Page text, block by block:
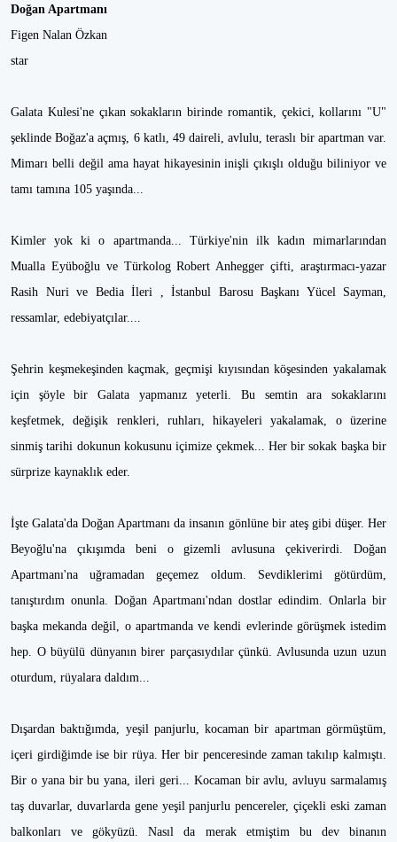
Doğan Apartmanı
Figen Nalan Özkan
star
Galata Kulesi'ne çıkan sokakların birinde romantik, çekici, kollarını "U"
şeklinde Boğaz'a açmış, 6 katlı, 49 daireli, avlulu, teraslı bir apartman var.
Mimarı belli değil ama hayat hikayesinin inişli çıkışlı olduğu biliniyor ve
tamı tamına 105 yaşında...
Kimler yok ki o apartmanda... Türkiye'nin ilk kadın mimarlarından
Mualla Eyüboğlu ve Türkolog Robert Anhegger çifti, araştırmacı-yazar
Rasih Nuri ve Bedia İleri , İstanbul Barosu Başkanı Yücel Sayman,
ressamlar, edebiyatçılar....
Şehrin keşmekeşinden kaçmak, geçmişi kıyısından köşesinden yakalamak
için şöyle bir Galata yapmanız yeterli. Bu semtin ara sokaklarını
keşfetmek, değişik renkleri, ruhları, hikayeleri yakalamak, o üzerine
sinmiş tarihi dokunun kokusunu içimize çekmek... Her bir sokak başka bir
sürprize kaynaklık eder.
İşte Galata'da Doğan Apartmanı da insanın gönlüne bir ateş gibi düşer. Her
Beyoğlu'na çıkışımda beni o gizemli avlusuna çekiverirdi. Doğan
Apartmanı'na uğramadan geçemez oldum. Sevdiklerimi götürdüm,
tanıştırdım onunla. Doğan Apartmanı'ndan dostlar edindim. Onlarla bir
başka mekanda değil, o apartmanda ve kendi evlerinde görüşmek istedim
hep. O büyülü dünyanın birer parçasıydılar çünkü. Avlusunda uzun uzun
oturdum, rüyalara daldım...
Dışardan baktığımda, yeşil panjurlu, kocaman bir apartman görmüştüm,
içeri girdiğimde ise bir rüya. Her bir penceresinde zaman takılıp kalmıştı.
Bir o yana bir bu yana, ileri geri... Kocaman bir avlu, avluyu sarmalamış
taş duvarlar, duvarlarda gene yeşil panjurlu pencereler, çiçekli eski zaman
balkonları ve gökyüzü. Nasıl da merak etmiştim bu dev binanın